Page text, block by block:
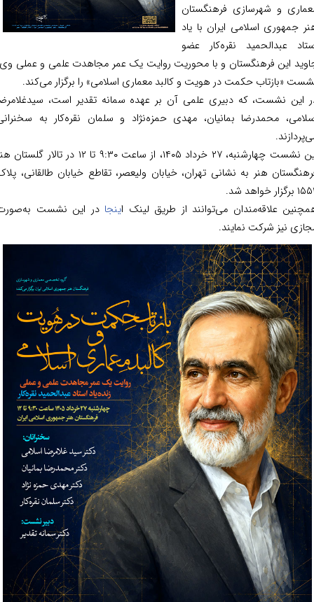
و شهرسازی فرهنگستان
اسلامی ایران با یاد
عبدالحمید نقره‌کار ‌عضو
این فرهنگستان و با محوریت روایت یک عمر مجاهدت علمی و عملی وی،
«بازتاب حکمت در هویت و کالبد معماری اسلامی» را برگزار می‌کند.
نشست، که دبیری علمی آن بر عهده سمانه تقدیر است، سیدغلامرضا
محمدرضا بمانیان، مهدی حمزه‌نژاد و سلمان نقره‌کار به سخنرانی
این نشست چهارشنبه، ۲۷ خرداد ۱۴۰۵، از ساعت ۹:۳۰ تا ۱۲ در تالار گلستان هنر
هنر به نشانی تهران، خیابان ولیعصر، تقاطع خیابان طالقانی، پلاک
شد.
علاقه‌مندان می‌توانند از طریق لینک اینجادر این نشست به‌صورت
نیز شرکت نمایند.